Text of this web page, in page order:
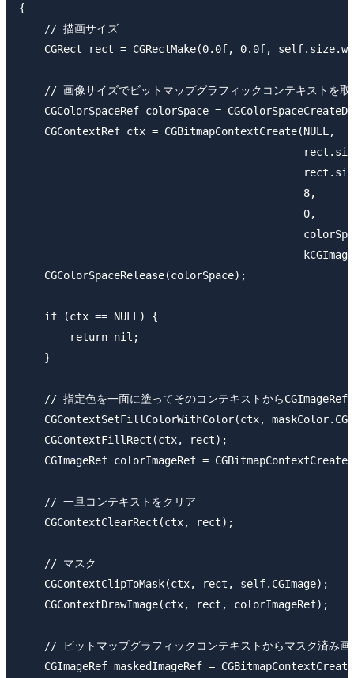
{
    // 描画サイズ
CGRect rect = CGRectMake(0.0f, 0.0f,
// 画像サイズでビットマップグラフィックコンテキストを取
CGColorSpaceRef colorSpace =
    CGContextRef ctx = CGBitmapContextCreate(NULL,
                                             8,
                                             0,
    CGColorSpaceRelease(colorSpace);
    if (ctx == NULL) {
        return nil;
    }
// 指定色を一面に塗ってそのコンテキストからCGImageRef
CGContextSetFillColorWithColor(ctx,
    CGContextFillRect(ctx, rect);
CGImageRef colorImageRef =
    // 一旦コンテキストをクリア
    CGContextClearRect(ctx, rect);
    // マスク
    CGContextClipToMask(ctx, rect, self.CGImage);
    CGContextDrawImage(ctx, rect, colorImageRef);
// ビットマップグラフィックコンテキストからマスク済み画
CGImageRef maskedImageRef =